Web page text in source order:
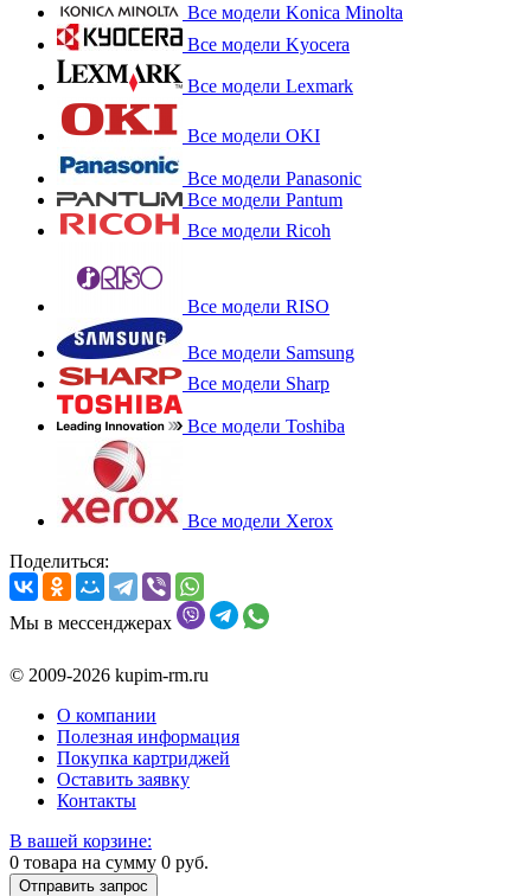
Все модели Konica Minolta
Все модели Kyocera
Все модели Lexmark
Все модели OKI
Все модели Panasonic
Все модели Pantum
Все модели Ricoh
Все модели RISO
Все модели Samsung
Все модели Sharp
Все модели Toshiba
Все модели Xerox
Поделиться:
Мы в мессенджерах
© 2009-2026 kupim-rm.ru
О компании
Полезная информация
Покупка картриджей
Оставить заявку
Контакты
В вашей корзине:
0 товара на сумму 0 руб.
Отправить запрос